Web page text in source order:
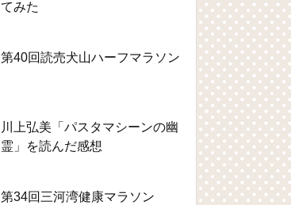
てみた
第40回読売犬山ハーフマラソン
川上弘美「パスタマシーンの幽
霊」を読んだ感想
第34回三河湾健康マラソン